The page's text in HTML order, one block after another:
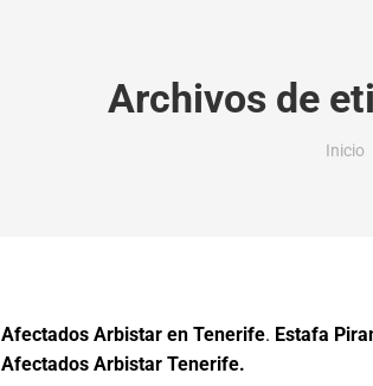
Archivos de
Estás
Inicio
Afectados Arbistar en Tenerife. Estafa
Afectados Arbistar Tenerife.